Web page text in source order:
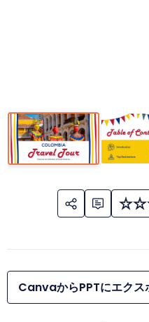
CanvaからPPTにエクス